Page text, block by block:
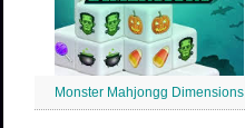
Monster Mahjongg Dimensions